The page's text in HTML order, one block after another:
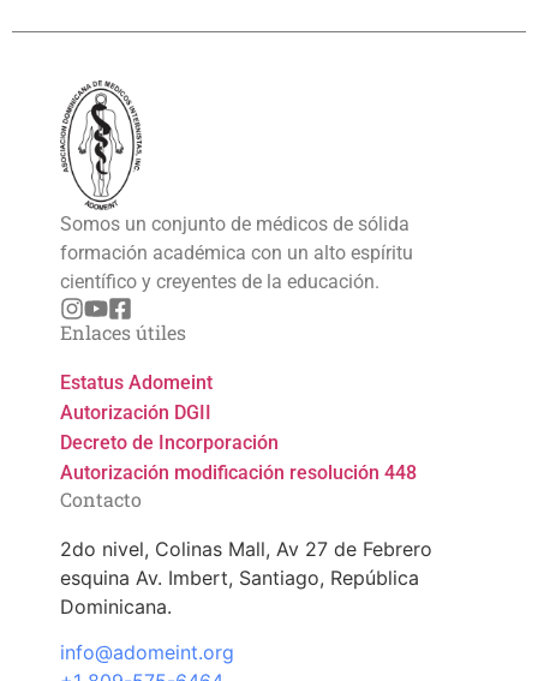
Somos un conjunto de médicos de sólida
formación académica con un alto espíritu
científico y creyentes de la educación.
Enlaces útiles
Estatus Adomeint
Autorización DGII
Decreto de Incorporación
Autorización modificación resolución 448
Contacto
2do nivel, Colinas Mall, Av 27 de Febrero
esquina Av. Imbert, Santiago, República
Dominicana.
info@adomeint.org